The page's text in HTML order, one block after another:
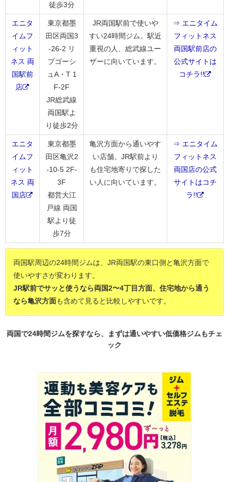
徒歩3分
エニタ
イムフ
ィット
ネス 両
国駅前
店
東京都墨
田区両国3
-26-2 リ
ブゴーシ
ュA・T 1
F-2F
JR総武線
両国駅よ
り徒歩2分
JR両国駅前で使いや
すい24時間ジム。駅近
重視の人、総武線ユー
ザーに向いています。
⇒ エニタイム
フィットネス
両国駅前店の
公式サイトは
コチラ!!
エニタ
イムフ
ィット
ネス 両
国店
東京都墨
田区亀沢2
-10-5 2F-
3F
都営大江
戸線 両国
駅より徒
歩7分
亀沢方面から通いやす
い店舗。JR駅前より
も住宅地寄りで探した
い人に向いています。
⇒ エニタイム
フィットネス
両国店の公式
サイトはコチ
ラ!!
両国駅周辺の24時間ジムは、JR両国駅の東口側と亀沢方面で
使いやすさが変わります。
JR駅前でサッと使うなら両国2〜4丁目方面、住宅地から通う
なら亀沢方面も含めて見ると比較しやすいです。
両国で24時間ジムを探すなら、まずは通いやすい低価格ジムもチェ
ック